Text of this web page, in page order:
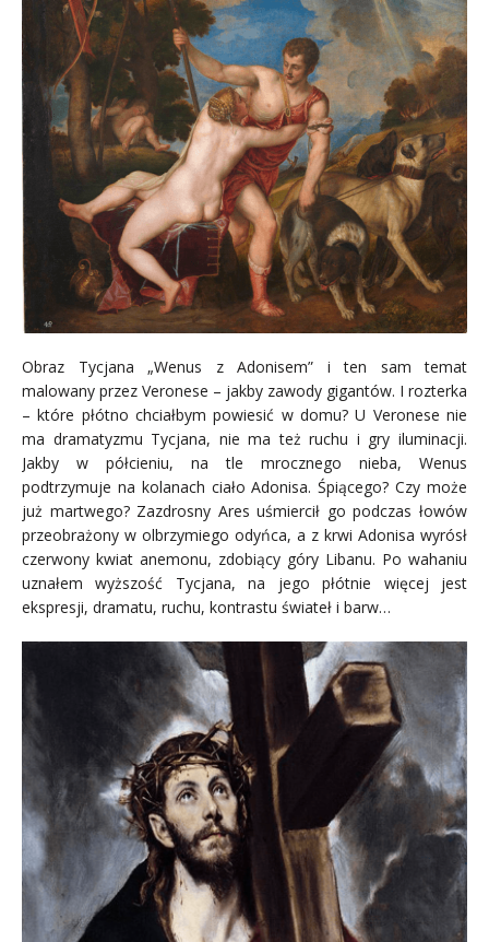
Obraz Tycjana „Wenus z Adonisem” i ten sam temat
malowany przez Veronese – jakby zawody gigantów. I rozterka
– które płótno chciałbym powiesić w domu? U Veronese nie
ma dramatyzmu Tycjana, nie ma też ruchu i gry iluminacji.
Jakby w półcieniu, na tle mrocznego nieba, Wenus
podtrzymuje na kolanach ciało Adonisa. Śpiącego? Czy może
już martwego? Zazdrosny Ares uśmiercił go podczas łowów
przeobrażony w olbrzymiego odyńca, a z krwi Adonisa wyrósł
czerwony kwiat anemonu, zdobiący góry Libanu. Po wahaniu
uznałem wyższość Tycjana, na jego płótnie więcej jest
ekspresji, dramatu, ruchu, kontrastu świateł i barw…